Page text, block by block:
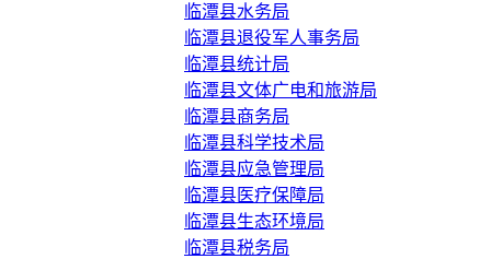
临潭县水务局
临潭县退役军人事务局
临潭县统计局
临潭县文体广电和旅游局
临潭县商务局
临潭县科学技术局
临潭县应急管理局
临潭县医疗保障局
临潭县生态环境局
临潭县税务局